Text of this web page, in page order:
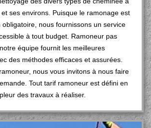
ses environs. Puisque le ramonage est
nous fournissons un service
à tout budget. Ramoneur pas
équipe fournit les meilleures
des méthodes efficaces et assurées.
nous vous invitons à nous faire
Tout tarif ramoneur est défini en
des travaux à réaliser.